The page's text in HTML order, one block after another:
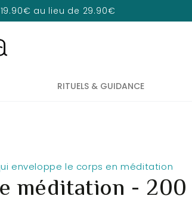
au lieu de 29.90€
RITUELS & GUIDANCE
enveloppe le corps en méditation
méditation -